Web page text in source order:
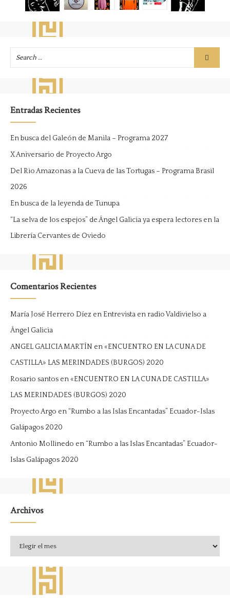
Entradas Recientes
En busca del Galeón de Manila – Programa 2027
X Aniversario de Proyecto Argo
Del Rio Amazonas a la Cueva de las Tortugas – Programa Brasil
2026
En busca de la leyenda de Tunupa
“La selva de los espejos” de Ángel Galicia ya espera lectores en la
Librería Cervantes de Oviedo
Comentarios Recientes
María José Herrero Díez en Entrevista en radio Valdivielso a
Ángel Galicia
ANGEL GALICIA MARTÍN en«ENCUENTRO EN LA CUNA DE
CASTILLA» LAS MERINDADES (BURGOS) 2020
Rosario santos en«ENCUENTRO EN LA CUNA DE CASTILLA»
LAS MERINDADES (BURGOS) 2020
Proyecto Argo en“Rumbo a las Islas Encantadas” Ecuador-Islas
Galápagos 2020
Antonio Mollinedo en“Rumbo a las Islas Encantadas” Ecuador-
Islas Galápagos 2020
ArchivosArchivos